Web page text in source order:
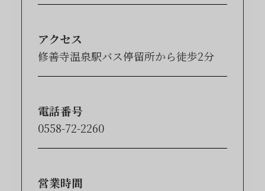
アクセス
修善寺温泉駅バス停留所から徒歩2分
電話番号
0558-72-2260
営業時間